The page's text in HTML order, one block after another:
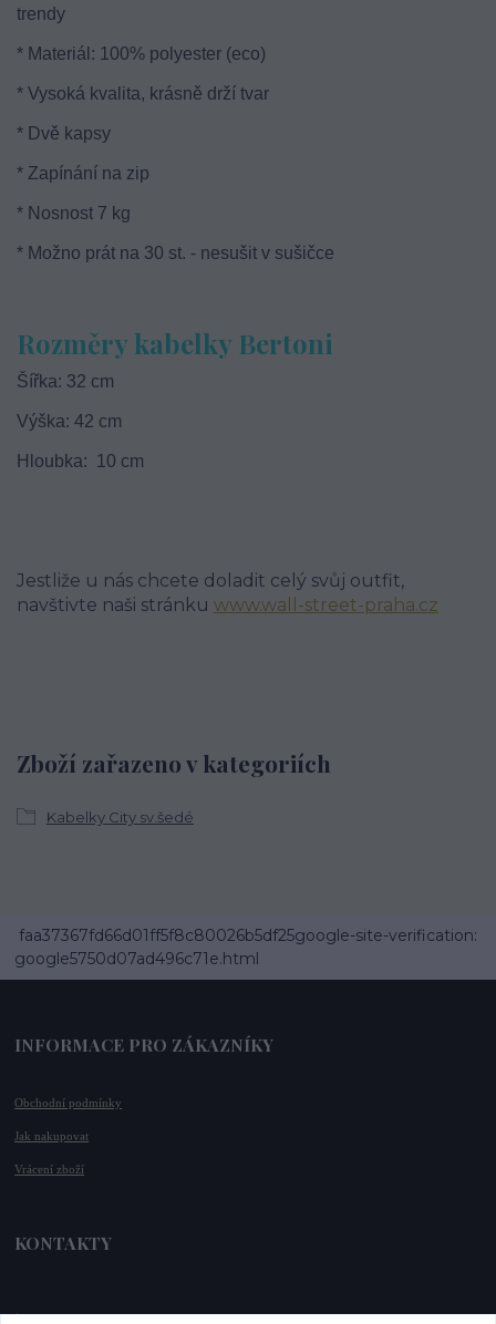
trendy
* Materiál: 100% polyester (eco)
* Vysoká kvalita, krásně drží tvar
* Dvě kapsy
* Zapínání na zip
* Nosnost 7 kg
* Možno prát na 30 st. - nesušit v sušičce
Rozměry kabelky Bertoni
Šířka: 32 cm
Výška: 42 cm
Hloubka: 10 cm
Jestliže u nás chcete doladit celý svůj outfit,
navštivte naši stránku www.wall-street-praha.cz
Zboží zařazeno v kategoriích
Kabelky City sv.šedé
faa37367fd66d01ff5f8c80026b5df25google-site-verification:
google5750d07ad496c71e.html
INFORMACE PRO ZÁKAZNÍKY
Obchodní podmínky
Jak nakupovat
Vrácení zboží
KONTAKTY
📞 +420 732 779 508